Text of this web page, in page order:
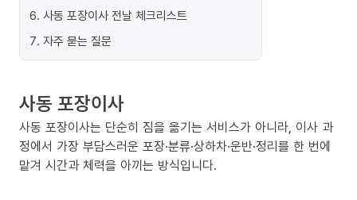
6. 사동 포장이사 전날 체크리스트
7. 자주 묻는 질문
사동 포장이사
사동 포장이사는 단순히 짐을 옮기는 서비스가 아니라, 이사 과
정에서 가장 부담스러운 포장·분류·상하차·운반·정리를 한 번에
맡겨 시간과 체력을 아끼는 방식입니다.